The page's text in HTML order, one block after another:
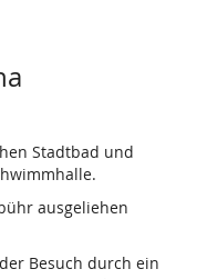
Stadtbad und
ausgeliehen
Besuch durch ein